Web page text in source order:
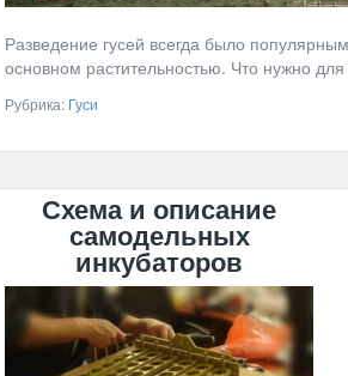
Разведение гусей всегда было
основном растительностью. Что нужно
Рубрика: Гуси
Схема и описание
самодельных
инкубаторов